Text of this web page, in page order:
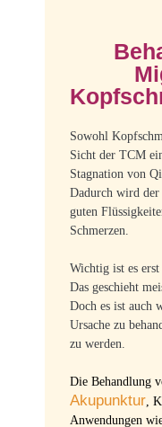
Sowohl
Sicht der TCM
Stagnation von
Dadurch wird
guten
Schmerzen.
Wichtig ist es erst
Das geschieht
Doch es ist auch
Ursache zu
zu werden.
Die Behandlung
Akupunktur,
Anwendungen